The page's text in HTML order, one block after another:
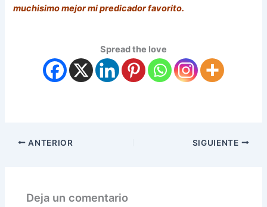
muchisimo mejor mi predicador favorito.
Spread the love
ANTERIOR SIGUIENTE
Deja un comentario